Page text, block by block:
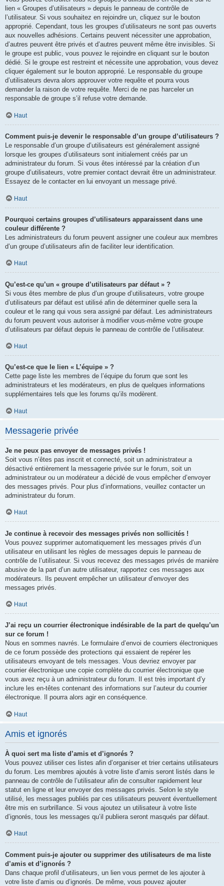
lien « Groupes d’utilisateurs » depuis le panneau de contrôle de
l’utilisateur. Si vous souhaitez en rejoindre un, cliquez sur le bouton
approprié. Cependant, tous les groupes d’utilisateurs ne sont pas ouverts
aux nouvelles adhésions. Certains peuvent nécessiter une approbation,
d’autres peuvent être privés et d’autres peuvent même être invisibles. Si
le groupe est public, vous pouvez le rejoindre en cliquant sur le bouton
dédié. Si le groupe est restreint et nécessite une approbation, vous devez
cliquer également sur le bouton approprié. Le responsable du groupe
d’utilisateurs devra alors approuver votre requête et pourra vous
demander la raison de votre requête. Merci de ne pas harceler un
responsable de groupe s’il refuse votre demande.
Haut
Comment puis-je devenir le responsable d’un groupe d’utilisateurs ?
Le responsable d’un groupe d’utilisateurs est généralement assigné
lorsque les groupes d’utilisateurs sont initialement créés par un
administrateur du forum. Si vous êtes intéressé par la création d’un
groupe d’utilisateurs, votre premier contact devrait être un administrateur.
Essayez de le contacter en lui envoyant un message privé.
Haut
Pourquoi certains groupes d’utilisateurs apparaissent dans une
couleur différente ?
Les administrateurs du forum peuvent assigner une couleur aux membres
d’un groupe d’utilisateurs afin de faciliter leur identification.
Haut
Qu’est-ce qu’un « groupe d’utilisateurs par défaut » ?
Si vous êtes membre de plus d’un groupe d’utilisateurs, votre groupe
d’utilisateurs par défaut est utilisé afin de déterminer quelle sera la
couleur et le rang qui vous sera assigné par défaut. Les administrateurs
du forum peuvent vous autoriser à modifier vous-même votre groupe
d’utilisateurs par défaut depuis le panneau de contrôle de l’utilisateur.
Haut
Qu’est-ce que le lien « L’équipe » ?
Cette page liste les membres de l’équipe du forum que sont les
administrateurs et les modérateurs, en plus de quelques informations
supplémentaires tels que les forums qu’ils modèrent.
Haut
Messagerie privée
Je ne peux pas envoyer de messages privés !
Soit vous n’êtes pas inscrit et connecté, soit un administrateur a
désactivé entièrement la messagerie privée sur le forum, soit un
administrateur ou un modérateur a décidé de vous empêcher d’envoyer
des messages privés. Pour plus d’informations, veuillez contacter un
administrateur du forum.
Haut
Je continue à recevoir des messages privés non sollicités !
Vous pouvez supprimer automatiquement les messages privés d’un
utilisateur en utilisant les règles de messages depuis le panneau de
contrôle de l’utilisateur. Si vous recevez des messages privés de manière
abusive de la part d’un autre utilisateur, rapportez ces messages aux
modérateurs. Ils peuvent empêcher un utilisateur d’envoyer des
messages privés.
Haut
J’ai reçu un courrier électronique indésirable de la part de quelqu’un
sur ce forum !
Nous en sommes navrés. Le formulaire d’envoi de courriers électroniques
de ce forum possède des protections qui essaient de repérer les
utilisateurs envoyant de tels messages. Vous devriez envoyer par
courrier électronique une copie complète du courrier électronique que
vous avez reçu à un administrateur du forum. Il est très important d’y
inclure les en-têtes contenant des informations sur l’auteur du courrier
électronique. Il pourra alors agir en conséquence.
Haut
Amis et ignorés
À quoi sert ma liste d’amis et d’ignorés ?
Vous pouvez utiliser ces listes afin d’organiser et trier certains utilisateurs
du forum. Les membres ajoutés à votre liste d’amis seront listés dans le
panneau de contrôle de l’utilisateur afin de consulter rapidement leur
statut en ligne et leur envoyer des messages privés. Selon le style
utilisé, les messages publiés par ces utilisateurs peuvent éventuellement
être mis en surbrillance. Si vous ajoutez un utilisateur à votre liste
d’ignorés, tous les messages qu’il publiera seront masqués par défaut.
Haut
Comment puis-je ajouter ou supprimer des utilisateurs de ma liste
d’amis et d’ignorés ?
Dans chaque profil d’utilisateurs, un lien vous permet de les ajouter à
votre liste d’amis ou d’ignorés. De même, vous pouvez ajouter